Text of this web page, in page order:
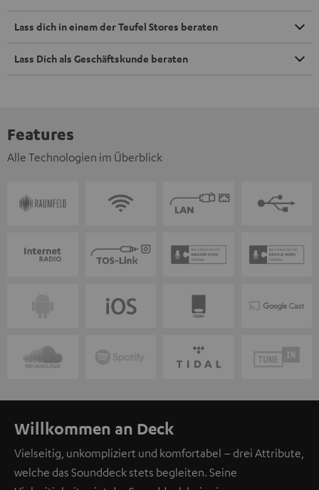
Lass dich in einem der Teufel Stores beraten
Lass Dich als Geschäftskunde beraten
Features
Alle Technologien im Überblick
Willkommen an Deck
Vielseitig, unkompliziert und komfortabel – drei Attribute,
welche das Sounddeck stets begleiten. Seine